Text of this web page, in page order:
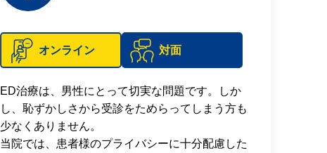
オンライン 対面
ED治療は、男性にとって切実な問題です。しか
し、恥ずかしさから受診をためらってしまう方も
少なくありません。
当院では、患者様のプライバシーに十分配慮した